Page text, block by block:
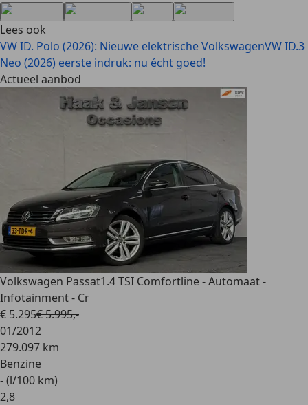
Lees ook
VW ID. Polo (2026): Nieuwe elektrische VolkswagenVW ID.3
Neo (2026) eerste indruk: nu écht goed!
Actueel aanbod
Volkswagen Passat1.4 TSI Comfortline - Automaat -
Infotainment - Cr
€ 5.295€ 5.995,-
01/2012
279.097 km
Benzine
- (l/100 km)
2,8